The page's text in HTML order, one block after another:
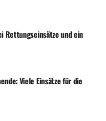
Wochenende
Rettungseinsätze und ein
Viele Einsätze für die